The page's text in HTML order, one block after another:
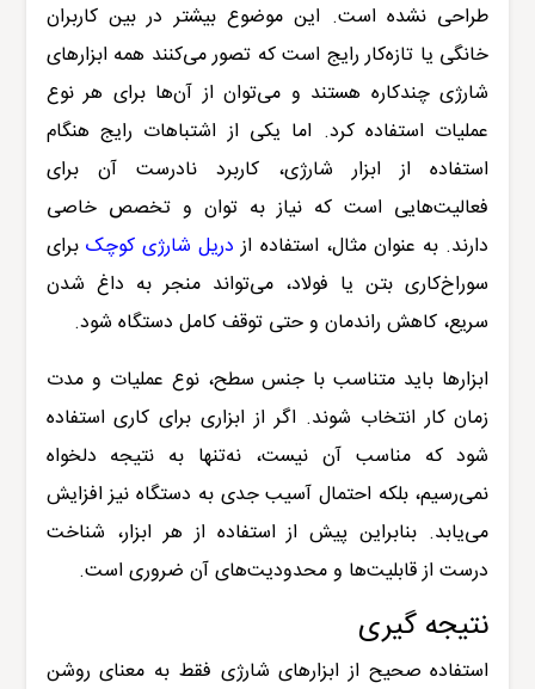
طراحی نشده است. این موضوع بیشتر در بین کاربران
خانگی یا تازه‌کار رایج است که تصور می‌کنند همه ابزارهای
شارژی چندکاره هستند و می‌توان از آن‌ها برای هر نوع
عملیات استفاده کرد. اما یکی از اشتباهات رایج هنگام
استفاده از ابزار شارژی، کاربرد نادرست آن برای
فعالیت‌هایی است که نیاز به توان و تخصص خاصی
دارند. به عنوان مثال، استفاده ازدریل شارژی کوچک برای
سوراخ‌کاری بتن یا فولاد، می‌تواند منجر به داغ شدن
سریع، کاهش راندمان و حتی توقف کامل دستگاه شود.
ابزارها باید متناسب با جنس سطح، نوع عملیات و مدت
زمان کار انتخاب شوند. اگر از ابزاری برای کاری استفاده
شود که مناسب آن نیست، نه‌تنها به نتیجه دلخواه
نمی‌رسیم، بلکه احتمال آسیب جدی به دستگاه نیز افزایش
می‌یابد. بنابراین پیش از استفاده از هر ابزار، شناخت
درست از قابلیت‌ها و محدودیت‌های آن ضروری است.
نتیجه گیری
استفاده صحیح از ابزارهای شارژی فقط به معنای روشن